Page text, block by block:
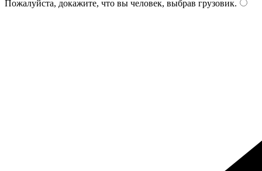
Пожалуйста, докажите, что вы человек, выбрав грузовик.